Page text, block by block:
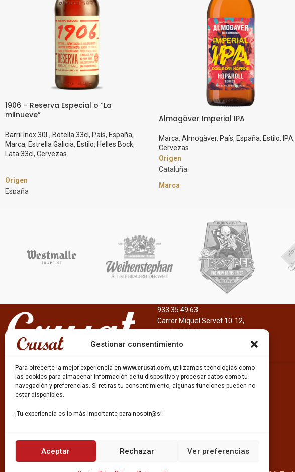
Gestionar consentimiento
Para ofrecerte la mejor experiencia en www.crusat.com, utilizamos tecnologías como
las cookies para almacenar información de tu dispositivo y procesar datos como tu
navegación y preferencias. Si retiras tu consentimiento, algunas funciones pueden no
estar disponibles.
¡Tu experiencia es lo más importante para nosotr@s!
Aceptar Rechazar Ver preferencias
1906 – Reserva Especial o “La
milnueve”
Barril Inox 30L , Botella 33cl, País, España,
Marca, Estrella Galicia, Estilo, Helles Bock,
Lata 33cl, Cervezas
Origen
España
Graduación Alcohólica
Botella 33cl.
Lata 33cl.
Barril inox. 30l.
Color
Rubia
Cerveza de 6,5%, amargor de 25 IBU’s y estilo
La 1906 es una cerveza con maltas tostadas,
con un carácter especial y único. Esta
cerveza se adquiere utilizando agua de A
Coruña, una selección de maltas Pilsen y
Almogàver Imperial IPA
Marca, Almogàver, País, España, Estilo, IPA,
Cervezas
Origen
Cataluña
Marca
Graduación Alcohólica
IPA elaborada con lúpulos Americanos y
maltas inglesas, aromas florales a hierba
fresca y pino, ligeramente untuosa y final
933 35 49 63
Carrer Miquel Servet 10-12,
Gavà, 08850, Barcelona.